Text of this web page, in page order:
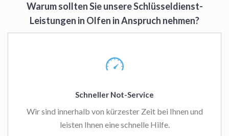
Warum sollten Sie unsere Schlüsseldienst-
Leistungen in Olfen in Anspruch nehmen?
Schneller Not-Service
Wir sind innerhalb von kürzester Zeit bei Ihnen und
leisten Ihnen eine schnelle Hilfe.